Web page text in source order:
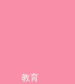
教育